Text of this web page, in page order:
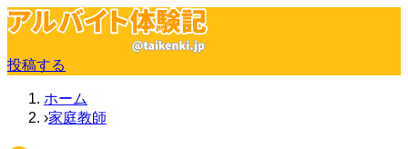
投稿する
ホーム
家庭教師